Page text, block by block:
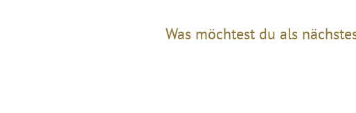
Was möchtest du als